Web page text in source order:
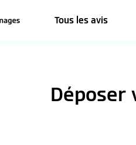
Tous les avis
Déposer